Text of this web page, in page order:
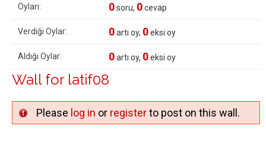
Oyları: 0soru, 0cevap
Verdiği Oylar: 0artı oy, 0eksi oy
Aldığı Oylar: 0artı oy, 0eksi oy
Wall for latif08
Please log in or registerto post on this wall.